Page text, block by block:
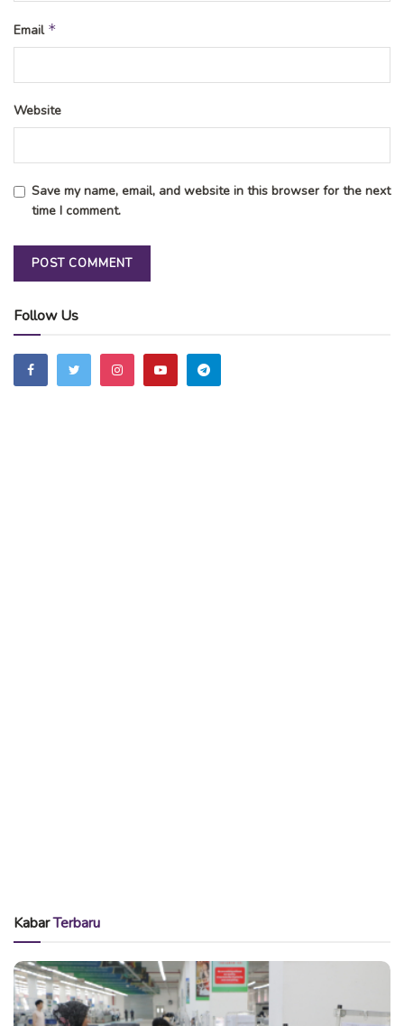
Email *
Website
Save my name, email, and website in this browser for the next
time I comment.
Follow Us
KabarTerbaru